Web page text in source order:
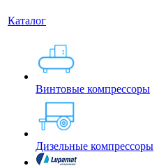
Каталог
Винтовые компрессоры
Дизельные компрессоры